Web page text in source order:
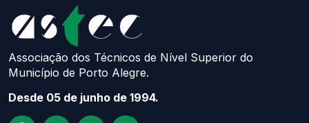
Associação dos Técnicos de Nível Superior do
Município de Porto Alegre.
Desde 05 de junho de 1994.